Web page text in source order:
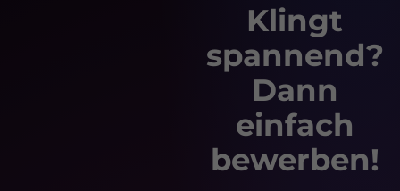
Klingt
spannend?
Dann
einfach
bewerben!